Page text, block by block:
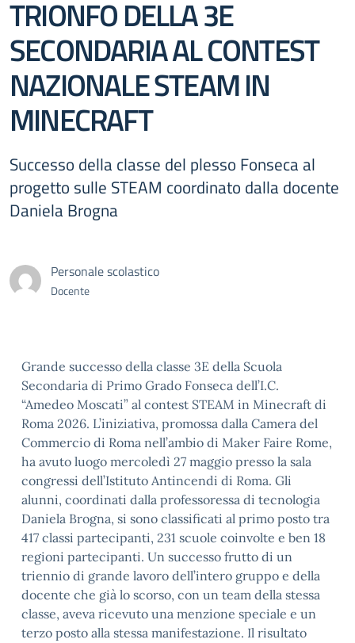
TRIONFO DELLA 3E
SECONDARIA AL CONTEST
NAZIONALE STEAM IN
MINECRAFT
Successo della classe del plesso Fonseca al
progetto sulle STEAM coordinato dalla docente
Daniela Brogna
Personale scolastico
Docente
Grande successo della classe 3E della Scuola
Secondaria di Primo Grado Fonseca dell’I.C.
“Amedeo Moscati” al contest STEAM in Minecraft di
Roma 2026. L’iniziativa, promossa dalla Camera del
Commercio di Roma nell’ambio di Maker Faire Rome,
ha avuto luogo mercoledì 27 maggio presso la sala
congressi dell’Istituto Antincendi di Roma. Gli
alunni, coordinati dalla professoressa di tecnologia
Daniela Brogna, si sono classificati al primo posto tra
417 classi partecipanti, 231 scuole coinvolte e ben 18
regioni partecipanti. Un successo frutto di un
triennio di grande lavoro dell’intero gruppo e della
docente che già lo scorso, con un team della stessa
classe, aveva ricevuto una menzione speciale e un
terzo posto alla stessa manifestazione. Il risultato